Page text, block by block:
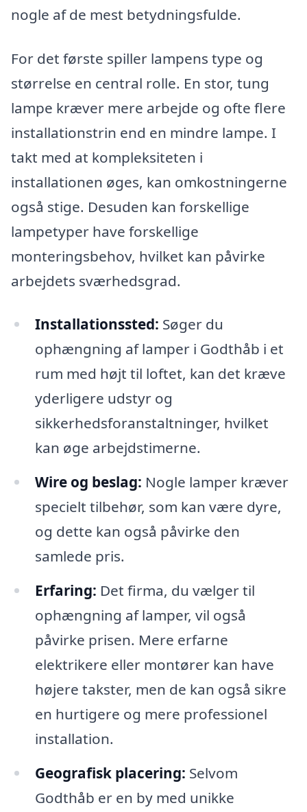
nogle af de mest betydningsfulde.
For det første spiller lampens type og
størrelse en central rolle. En stor, tung
lampe kræver mere arbejde og ofte flere
installationstrin end en mindre lampe. I
takt med at kompleksiteten i
installationen øges, kan omkostningerne
også stige. Desuden kan forskellige
lampetyper have forskellige
monteringsbehov, hvilket kan påvirke
arbejdets sværhedsgrad.
Installationssted: Søger du
ophængning af lamper i Godthåb i et
rum med højt til loftet, kan det kræve
yderligere udstyr og
sikkerhedsforanstaltninger, hvilket
kan øge arbejdstimerne.
Wire og beslag: Nogle lamper kræver
specielt tilbehør, som kan være dyre,
og dette kan også påvirke den
samlede pris.
Erfaring: Det firma, du vælger til
ophængning af lamper, vil også
påvirke prisen. Mere erfarne
elektrikere eller montører kan have
højere takster, men de kan også sikre
en hurtigere og mere professionel
installation.
Geografisk placering: Selvom
Godthåb er en by med unikke